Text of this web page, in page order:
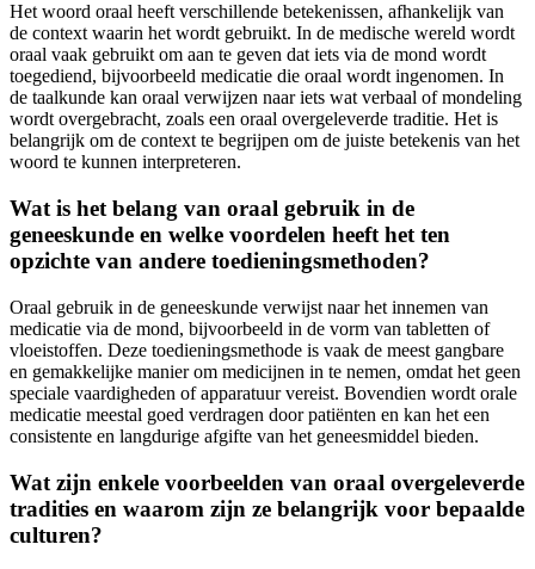
Het woord oraal heeft verschillende betekenissen, afhankelijk van
de context waarin het wordt gebruikt. In de medische wereld wordt
oraal vaak gebruikt om aan te geven dat iets via de mond wordt
toegediend, bijvoorbeeld medicatie die oraal wordt ingenomen. In
de taalkunde kan oraal verwijzen naar iets wat verbaal of mondeling
wordt overgebracht, zoals een oraal overgeleverde traditie. Het is
belangrijk om de context te begrijpen om de juiste betekenis van het
woord te kunnen interpreteren.
Wat is het belang van oraal gebruik in de
geneeskunde en welke voordelen heeft het ten
opzichte van andere toedieningsmethoden?
Oraal gebruik in de geneeskunde verwijst naar het innemen van
medicatie via de mond, bijvoorbeeld in de vorm van tabletten of
vloeistoffen. Deze toedieningsmethode is vaak de meest gangbare
en gemakkelijke manier om medicijnen in te nemen, omdat het geen
speciale vaardigheden of apparatuur vereist. Bovendien wordt orale
medicatie meestal goed verdragen door patiënten en kan het een
consistente en langdurige afgifte van het geneesmiddel bieden.
Wat zijn enkele voorbeelden van oraal overgeleverde
tradities en waarom zijn ze belangrijk voor bepaalde
culturen?